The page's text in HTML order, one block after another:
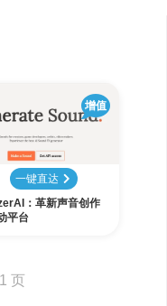
增值
一键直达
：革新声音创作
平台
页